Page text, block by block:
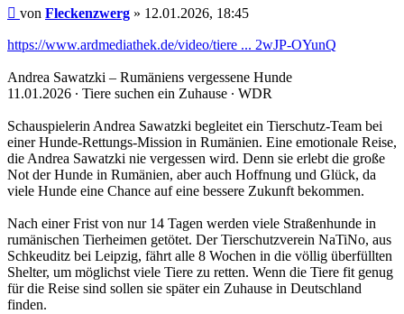
Beitrag
von Fleckenzwerg » 12.01.2026, 18:45
https://www.ardmediathek.de/video/tiere ... 2wJP-OYunQ
Andrea Sawatzki – Rumäniens vergessene Hunde
11.01.2026 ∙ Tiere suchen ein Zuhause ∙ WDR
Schauspielerin Andrea Sawatzki begleitet ein Tierschutz-Team bei
einer Hunde-Rettungs-Mission in Rumänien. Eine emotionale Reise,
die Andrea Sawatzki nie vergessen wird. Denn sie erlebt die große
Not der Hunde in Rumänien, aber auch Hoffnung und Glück, da
viele Hunde eine Chance auf eine bessere Zukunft bekommen.
Nach einer Frist von nur 14 Tagen werden viele Straßenhunde in
rumänischen Tierheimen getötet. Der Tierschutzverein NaTiNo, aus
Schkeuditz bei Leipzig, fährt alle 8 Wochen in die völlig überfüllten
Shelter, um möglichst viele Tiere zu retten. Wenn die Tiere fit genug
für die Reise sind sollen sie später ein Zuhause in Deutschland
finden.